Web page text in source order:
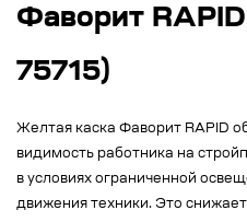
Фаворит
75715)
Желтая каска Фаворит RAPID
видимость работника на
в условиях ограниченной
движения техники. Это